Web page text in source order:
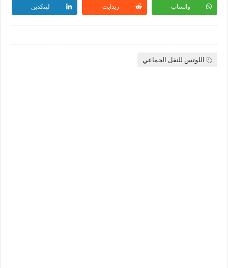
واتساب ريدايت لينكدين
اللوتس للنقل الجماعي